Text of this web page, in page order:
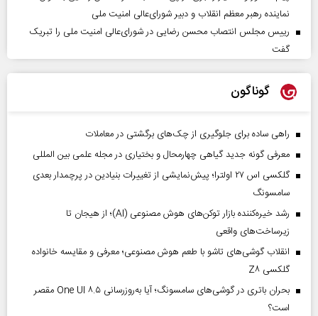
نماینده رهبر معظم انقلاب و دبیر شورای‌عالی امنیت ملی
رییس مجلس انتصاب محسن رضایی در شورای‌عالی امنیت ملی را تبریک
گفت
گوناگون
راهی ساده برای جلوگیری از چک‌های برگشتی در معاملات
معرفی گونه جدید گیاهی چهارمحال و بختیاری در مجله علمی بین المللی
گلکسی اس ۲۷ اولترا؛ پیش‌نمایشی از تغییرات بنیادین در پرچمدار بعدی
سامسونگ
رشد خیره‌کننده بازار توکن‌های هوش مصنوعی (AI)؛ از هیجان تا
زیرساخت‌های واقعی
انقلاب گوشی‌های تاشو‌ با طعم هوش مصنوعی؛ معرفی و مقایسه خانواده
گلکسی Z۸
بحران باتری در گوشی‌های سامسونگ؛ آیا به‌روزرسانی One UI ۸.۵ مقصر
است؟